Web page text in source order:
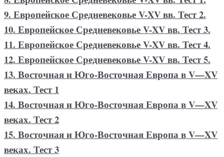
9. Европейское Средневековье V-XV вв. Тест 2.
10. Европейское Средневековье V-XV вв. Тест 3.
11. Европейское Средневековье V-XV вв. Тест 4.
12. Европейское Средневековье V-XV вв. Тест 5.
13. Восточная и Юго-Восточная Европа в V—XV
веках. Тест 1
14. Восточная и Юго-Восточная Европа в V—XV
веках. Тест 2
15. Восточная и Юго-Восточная Европа в V—XV
веках. Тест 3